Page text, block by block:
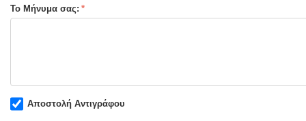
Το Μήνυμα σας:
Αποστολή Αντιγράφου